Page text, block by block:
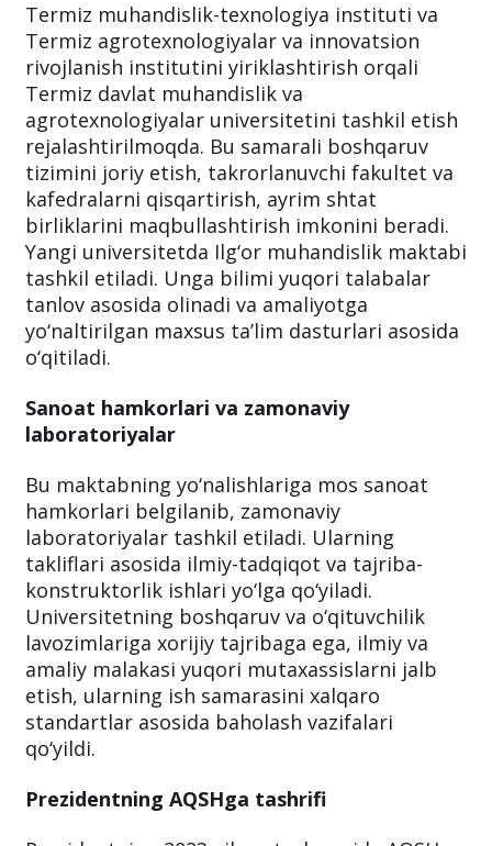
Termiz muhandislik-texnologiya instituti va
Termiz agrotexnologiyalar va innovatsion
rivojlanish institutini yiriklashtirish orqali
Termiz davlat muhandislik va
agrotexnologiyalar universitetini tashkil etish
rejalashtirilmoqda. Bu samarali boshqaruv
tizimini joriy etish, takrorlanuvchi fakultet va
kafedralarni qisqartirish, ayrim shtat
birliklarini maqbullashtirish imkonini beradi.
Yangi universitetda Ilg‘or muhandislik maktabi
tashkil etiladi. Unga bilimi yuqori talabalar
tanlov asosida olinadi va amaliyotga
yo‘naltirilgan maxsus ta’lim dasturlari asosida
o‘qitiladi.
Sanoat hamkorlari va zamonaviy
laboratoriyalar
Bu maktabning yo‘nalishlariga mos sanoat
hamkorlari belgilanib, zamonaviy
laboratoriyalar tashkil etiladi. Ularning
takliflari asosida ilmiy-tadqiqot va tajriba-
konstruktorlik ishlari yo‘lga qo‘yiladi.
Universitetning boshqaruv va o‘qituvchilik
lavozimlariga xorijiy tajribaga ega, ilmiy va
amaliy malakasi yuqori mutaxassislarni jalb
etish, ularning ish samarasini xalqaro
standartlar asosida baholash vazifalari
qo‘yildi.
Prezidentning AQSHga tashrifi